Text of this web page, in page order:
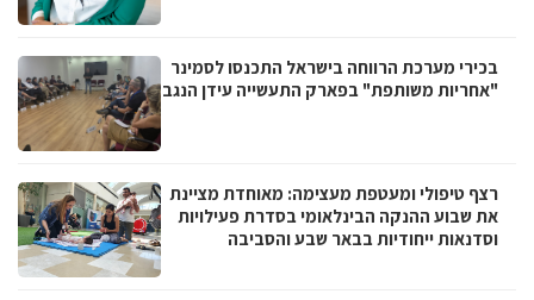
בכירי מערכת הרווחה בישראל התכנסו לסמינר
"אחריות משותפת" בפארק התעשייה עידן הנגב
רצף טיפולי ומעטפת מעצימה: מאוחדת מציינת
את שבוע ההנקה הבינלאומי בסדרת פעילויות
וסדנאות ייחודיות בבאר שבע והסביבה